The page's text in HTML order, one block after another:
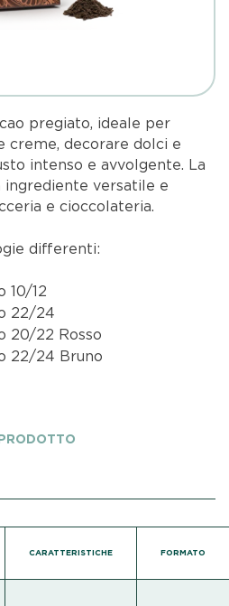
pregiato, ideale per
creme, decorare dolci e
intenso e avvolgente. La
ingrediente versatile e
e cioccolateria.
differenti:
10/12
22/24
20/22 Rosso
22/24 Bruno
CARATTERISTICHE FORMATO